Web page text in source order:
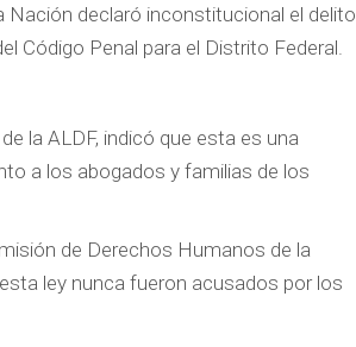
Nación declaró inconstitucional el delito
Código Penal para el Distrito Federal.
la ALDF, indicó que esta es una
a los abogados y familias de los
de Derechos Humanos de la
ley nunca fueron acusados por los